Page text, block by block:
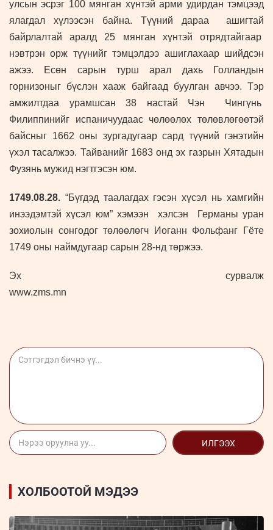
улсын эсрэг 100 мянган хүнтэй арми удирдан тэмцээд
ялагдал хүлээсэн байна. Түүний дараа ашигтай
байрлалтай аралд 25 мянган хүнтэй отрядтайгаар
нэвтрэн орж түүнийг тэмцэлдээ ашиглахаар шийдсэн
ажээ. Есөн сарын турш арал дахь Голландын
горнизоныг бүслэн хааж байгаад буулган авчээ. Тэр
амжилтдаа урамшсан 38 настай Чэн Чингүнь
Филиппинийг испаничуудаас чөлөөлөх төлөвлөгөөтэй
байсныг 1662 оны зургадугаар сард түүний гэнэтийн
үхэл тасалжээ. Тайванийг 1683 онд эх газрын Хятадын
Фузянь мужид нэгтгэсэн юм.
1749.08.28. “Бүгдэд таалагдах гэсэн хүсэл нь хамгийн
инээдэмтэй хүсэл юм” хэмээн хэлсэн Германы уран
зохиолын сонгодог төлөөлөгч Иоганн Фольфанг Гёте
1749 оны наймдугаар сарын 28-нд төржээ.
Эх сурвалж
www.zms.mn
ИЛГЭЭХ
ХОЛБООТОЙ МЭДЭЭ